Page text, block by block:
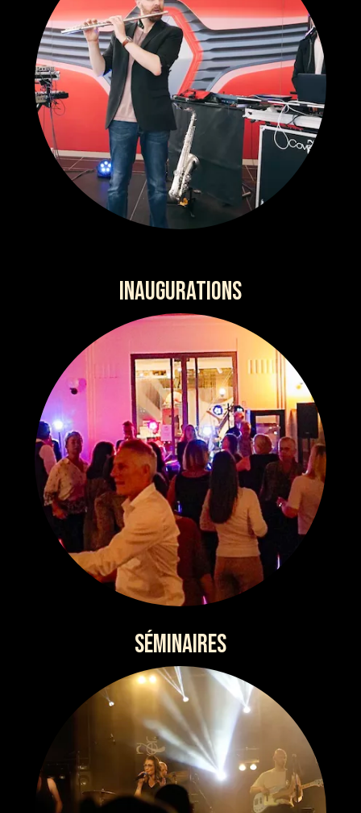
INAUGURATIONS
SÉMINAIRES